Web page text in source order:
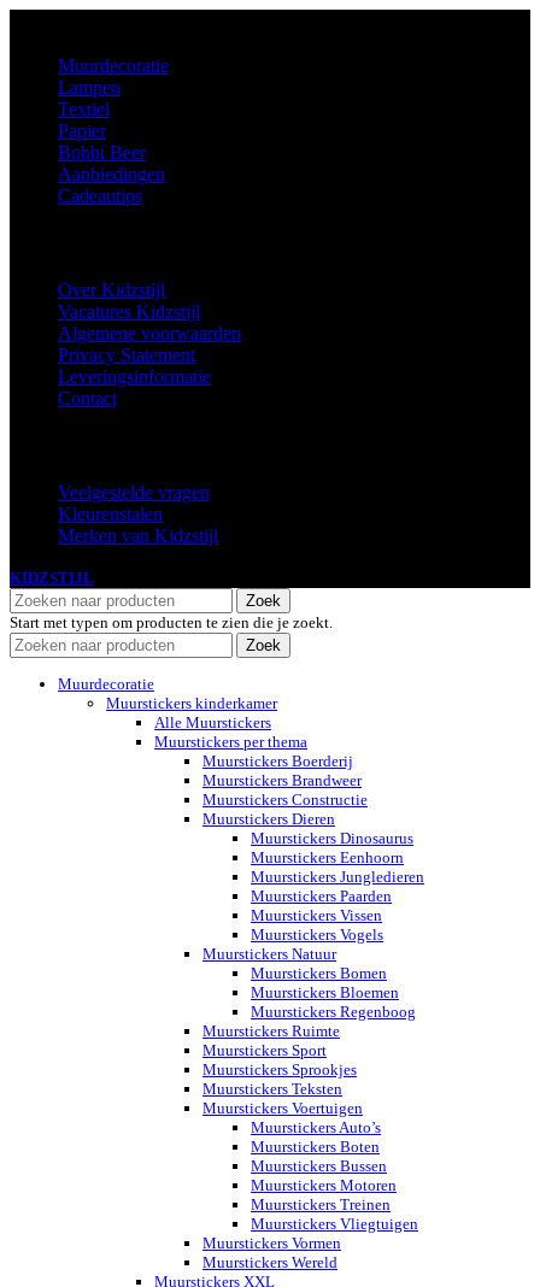
Muurdecoratie
Lampen
Textiel
Papier
Bobbi Beer
Aanbiedingen
Cadeautips
Over Kidzstijl
Vacatures Kidzstijl
Algemene voorwaarden
Privacy Statement
Leveringsinformatie
Contact
Veelgestelde vragen
Kleurenstalen
Merken van Kidzstijl
KIDZSTIJL
Zoek
Start met typen om producten te zien die je zoekt.
Zoek
Muurdecoratie
Muurstickers kinderkamer
Alle Muurstickers
Muurstickers per thema
Muurstickers Boerderij
Muurstickers Brandweer
Muurstickers Constructie
Muurstickers Dieren
Muurstickers Dinosaurus
Muurstickers Eenhoorn
Muurstickers Jungledieren
Muurstickers Paarden
Muurstickers Vissen
Muurstickers Vogels
Muurstickers Natuur
Muurstickers Bomen
Muurstickers Bloemen
Muurstickers Regenboog
Muurstickers Ruimte
Muurstickers Sport
Muurstickers Sprookjes
Muurstickers Teksten
Muurstickers Voertuigen
Muurstickers Auto’s
Muurstickers Boten
Muurstickers Bussen
Muurstickers Motoren
Muurstickers Treinen
Muurstickers Vliegtuigen
Muurstickers Vormen
Muurstickers Wereld
Muurstickers XXL